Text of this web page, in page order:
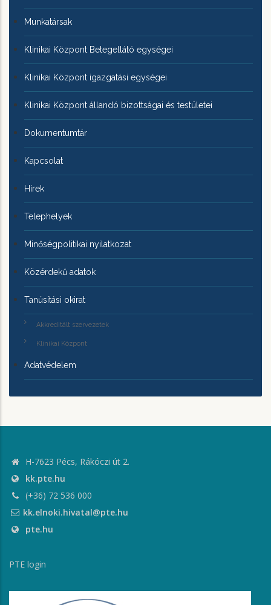
Munkatársak
Klinikai Központ Betegellátó egységei
Klinikai Központ igazgatási egységei
Klinikai Központ állandó bizottságai és testületei
Dokumentumtár
Kapcsolat
Hírek
Telephelyek
Minőségpolitikai nyilatkozat
Közérdekű adatok
Tanúsítási okirat
Akkreditált szervezetek
Klinikai Központ
Adatvédelem
H-7623 Pécs, Rákóczi út 2.
kk.pte.hu
(+36) 72 536 000
kk.elnoki.hivatal@pte.hu
pte.hu
PTE login